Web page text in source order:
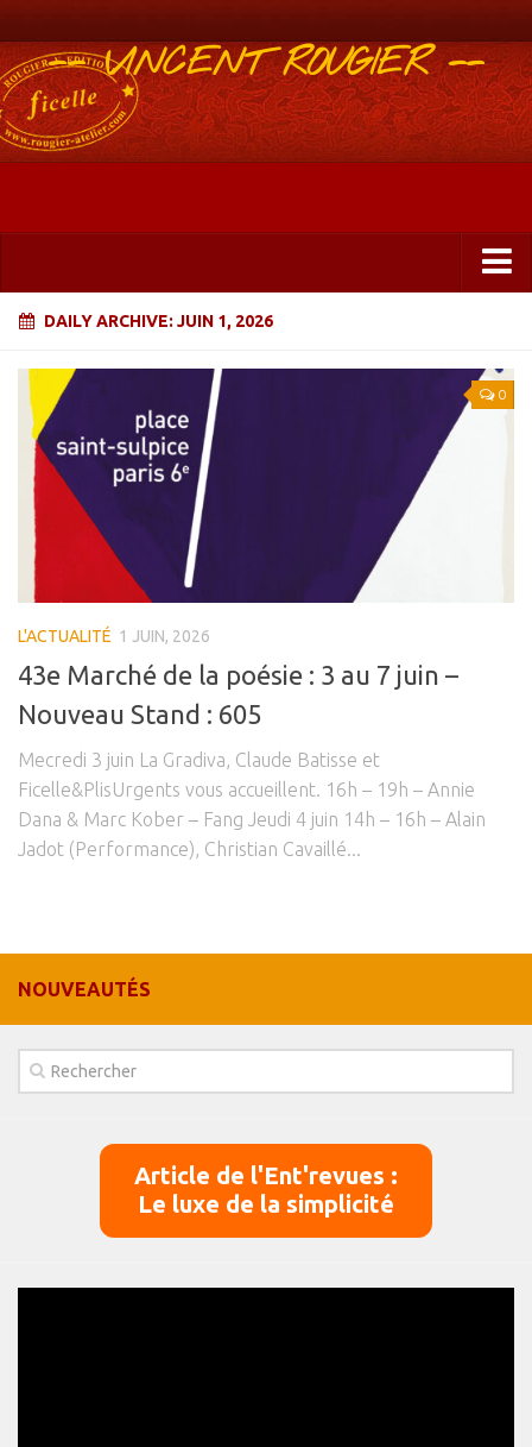
-- VINCENT ROUGIER --
Boutique
Éditions
ficelle&PlisUrgents
Plis urgents
Ficelle Partagée
Estampes
Livres d’artiste
Ficelle noire
Auteurs
Beaux-Arts
Peintures
Les froissés, les plissés
Panier
DAILY ARCHIVE: JUIN 1, 2026
0
L'ACTUALITÉ 1 JUIN, 2026
43e Marché de la poésie : 3 au 7 juin –
Nouveau Stand : 605
Mecredi 3 juin La Gradiva, Claude Batisse et
Ficelle&PlisUrgents vous accueillent. 16h – 19h – Annie
Dana & Marc Kober – Fang Jeudi 4 juin 14h – 16h – Alain
Jadot (Performance), Christian Cavaillé...
NOUVEAUTÉS
Article de l'Ent'revues :
Le luxe de la simplicité